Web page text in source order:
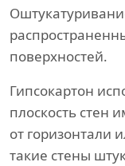
поверхностей.
Гипсокартон
плоскость стен
от горизонтали
такие стены